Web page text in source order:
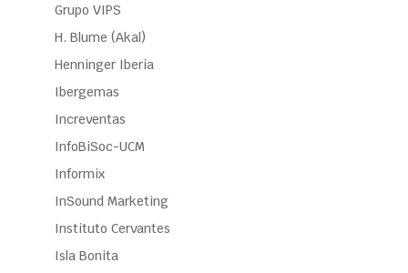
Grupo VIPS
H. Blume (Akal)
Henninger Iberia
Ibergemas
Increventas
InfoBiSoc-UCM
Informix
InSound Marketing
Instituto Cervantes
Isla Bonita